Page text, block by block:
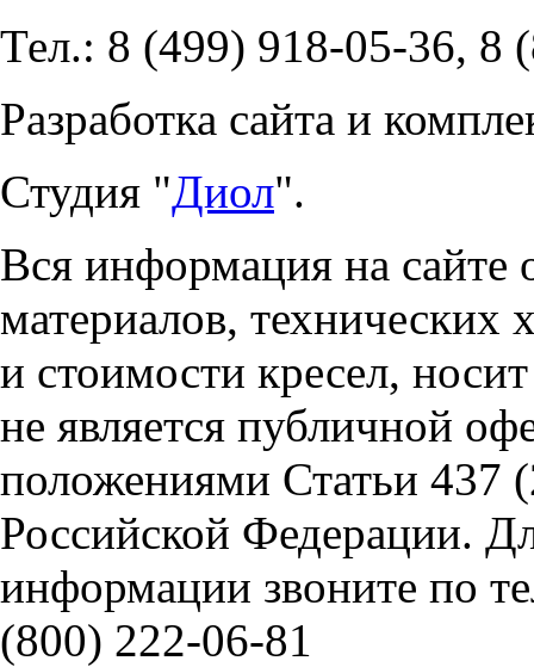
Тел.: 8 (499) 918-05-36, 8
Разработка сайта и
Студия "Диол".
Вся информация на сайте
материалов, технических
и стоимости кресел,
не является публичной
положениями Статьи 437
Российской Федерации.
информации звоните по
(800) 222-06-81